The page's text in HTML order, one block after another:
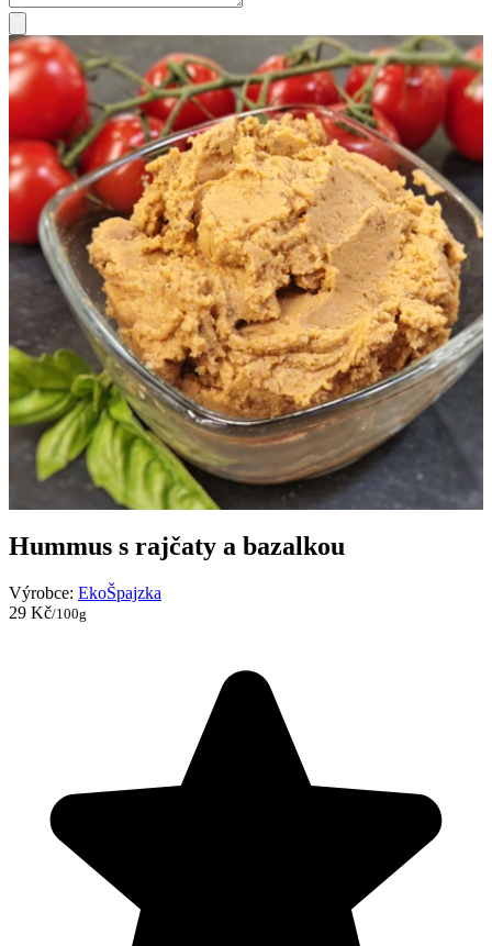
Hummus s rajčaty a bazalkou
Výrobce: EkoŠpajzka
29 Kč/100g